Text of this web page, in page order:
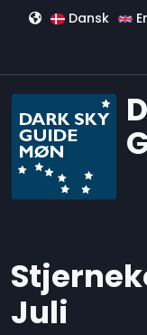
Overslaan en naar
Dansk
Juli